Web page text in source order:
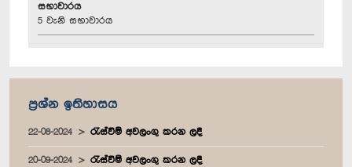
සභාවාරය
5 වැනි සභාවාරය
ප්‍රශ්න ඉතිහාසය
22-08-2024 රැස්වීම් අවලංගු කරන ලදී
20-09-2024 රැස්වීම් අවලංගු කරන ලදී